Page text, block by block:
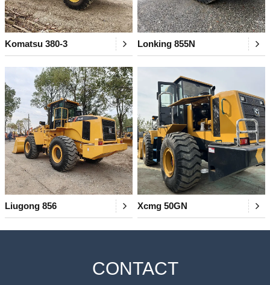
Komatsu 380-3 Lonking 855N
Liugong 856 Xcmg 50GN
CONTACT